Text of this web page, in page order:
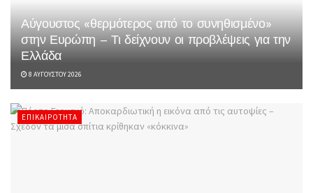
Αύγουστος «θερμότερος από το συνηθισμένο»
στην Ευρώπη – Τι δείχνουν οι προβλέψεις για την
Ελλάδα
8 ΑΥΓΟΎΣΤΟΥ 2026
ΕΠΙΚΑΙΡΌΤΗΤΑ